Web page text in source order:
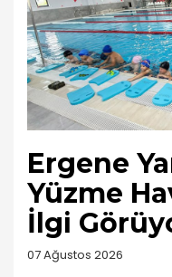
Ergene
Yüzme
İlgi
07 Ağustos 2026